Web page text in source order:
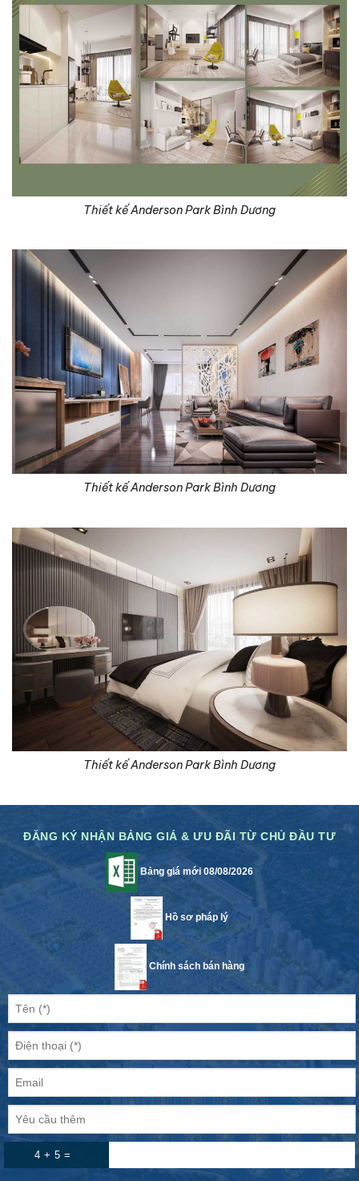
Thiết kế Anderson Park Bình Dương
Thiết kế Anderson Park Bình Dương
Thiết kế Anderson Park Bình Dương
ĐĂNG KÝ NHẬN BẢNG GIÁ & ƯU ĐÃI TỪ CHỦ ĐẦU TƯ
Bảng giá mới 08/08/2026
Hồ sơ pháp lý
Chính sách bán hàng
4 + 5 =